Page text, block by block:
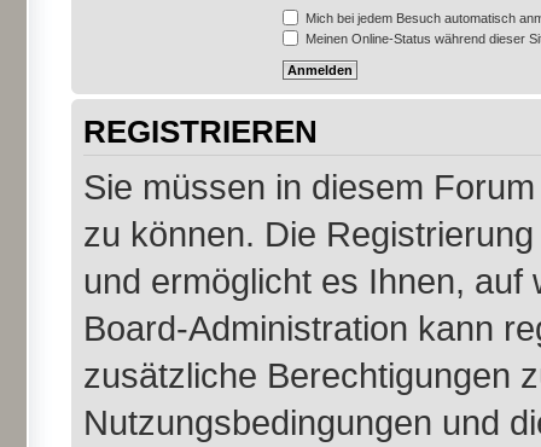
Mich bei jedem Besuch automatisch
Meinen Online-Status während dieser
REGISTRIEREN
Sie müssen in diesem
zu können. Die
und ermöglicht es Ihnen,
Board-Administration kann
zusätzliche Berechtigungen
Nutzungsbedingungen und